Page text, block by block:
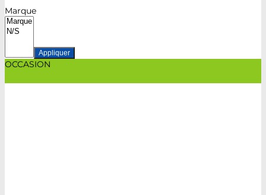
Marque
Appliquer
OCCASION